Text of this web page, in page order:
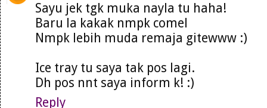
Sayu jek tgk muka nayla tu haha!
Baru la kakak nmpk comel
Nmpk lebih muda remaja gitewww :)
Ice tray tu saya tak pos lagi.
Dh pos nnt saya inform k! :)
Reply